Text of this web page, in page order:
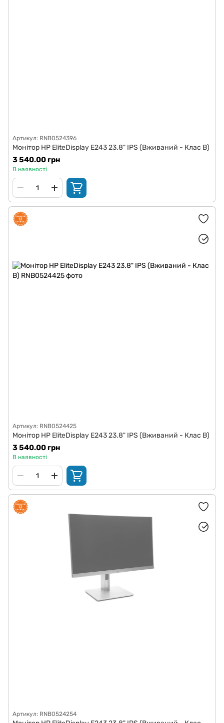
Артикул: RNB0524396
Монітор HP EliteDisplay E243 23.8" IPS (Вживаний - Клас B)
3 540.00 грн
В наявності
Артикул: RNB0524425
Монітор HP EliteDisplay E243 23.8" IPS (Вживаний - Клас B)
3 540.00 грн
В наявності
Артикул: RNB0524254